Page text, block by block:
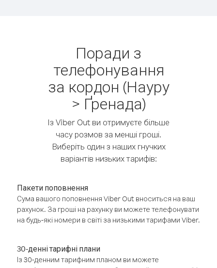
Поради з
телефонування
за кордон (Науру
> Ґренада)
Із Viber Out ви отримуєте більше
часу розмов за менші гроші.
Виберіть один з наших гнучких
варіантів низьких тарифів:
Пакети поповнення
Сума вашого поповнення Viber Out вноситься на ваш
рахунок. За гроші на рахунку ви можете телефонувати
на будь-які номери в світі за низькими тарифами Viber.
30-денні тарифні плани
Із 30-денним тарифним планом ви можете